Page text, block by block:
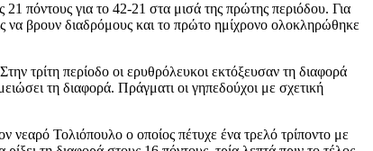
πόντους για το 42-21 στα μισά της πρώτης περιόδου. Για
να βρουν διαδρόμους και το πρώτο ημίχρονο ολοκληρώθηκε
τρίτη περίοδο οι ερυθρόλευκοι εκτόξευσαν τη διαφορά
τη διαφορά. Πράγματι οι γηπεδούχοι με σχετική
νεαρό Τολιόπουλο ο οποίος πέτυχε ένα τρελό τρίποντο με